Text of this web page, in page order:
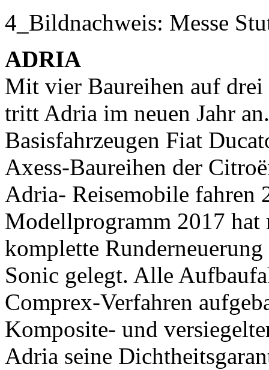
4_Bildnachweis: Messe
ADRIA
Mit vier Baureihen auf drei
tritt Adria im neuen Jahr
Basisfahrzeugen Fiat
Axess-Baureihen der
Adria- Reisemobile
Modellprogramm 2017 hat
komplette
Sonic gelegt. Alle
Comprex-Verfahren
Komposite- und
Adria seine